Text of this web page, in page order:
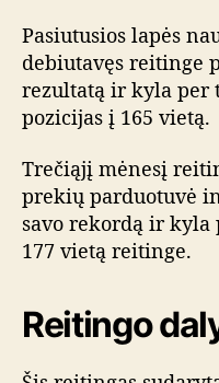
Pasiutusios lapės
debiutavęs reitinge
rezultatą ir kyla per
pozicijas į 165 vietą.
Trečiąjį mėnesį
prekių parduotuvė
savo rekordą ir
177 vietą reitinge.
Reitingo